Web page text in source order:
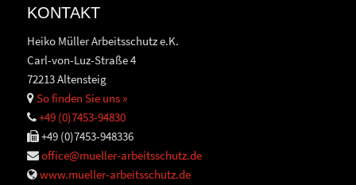
KONTAKT
Heiko Müller Arbeitsschutz e.K.
Carl-von-Luz-Straße 4
72213 Altensteig
So finden Sie uns »
+49 (0)7453-94830
+49 (0)7453-948336
office@mueller-arbeitsschutz.de
www.mueller-arbeitsschutz.de